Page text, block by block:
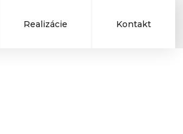
Realizácie Kontakt